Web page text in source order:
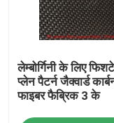
लेम्बोर्गिनी के लिए
प्लेन पैटर्न जैक्वार्ड
फाइबर फैब्रिक 3 के